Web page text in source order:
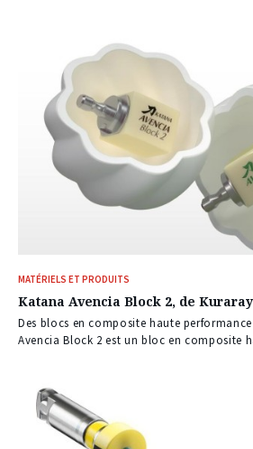
MATÉRIELS ET PRODUITS
Katana Avencia Block 2, de Kuraray
Des blocs en composite haute
Avencia Block 2 est un bloc en composite